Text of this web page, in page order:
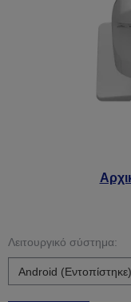
Λειτουργικό σύστημα: